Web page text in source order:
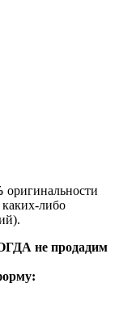
оригинальности
каких-либо
не продадим